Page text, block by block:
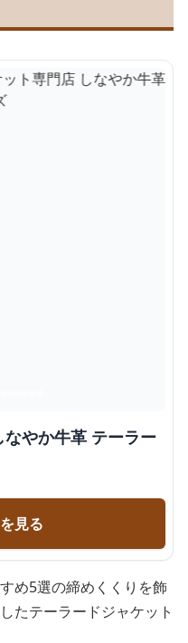
やか牛革 テーラー
見る
め5選の締めくくりを飾
たテーラードジャケット